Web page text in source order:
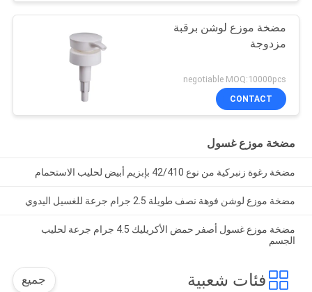
مضخة موزع لوشن برقبة
مزدوجة
negotiable MOQ:10000pcs
CONTACT
مضخة موزع غسول
مضخة رغوة زنبركية من نوع 42/410 بإبزيم أبيض لحليب الاستحمام
مضخة موزع لوشن فوهة نصف طويلة 2.5 جرام جرعة للغسيل اليدوي
مضخة موزع غسول أصفر حمض الأكريليك 4.5 جرام جرعة لحليب
الجسم
فئات شعبية جميع